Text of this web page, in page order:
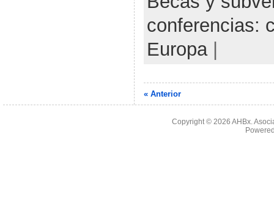
conferencias:
Europa|
« Anterior
Copyright © 2026AHBx.